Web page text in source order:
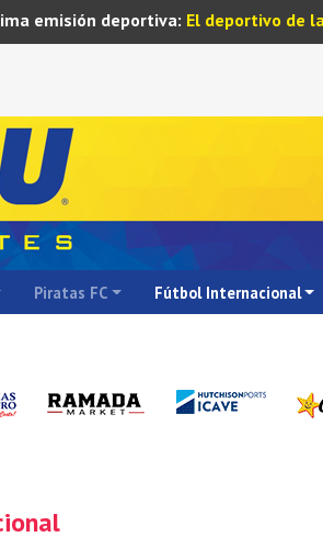
emisión deportiva: El deportivo de
Piratas FC Fútbol Internacional